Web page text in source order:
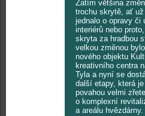
Zatím většina
trochu skrytě, ať
jednalo o opravy či
interiérů nebo
skryta za hradbou
velkou změnou
nového objektu
kreativního centra
Tyla a nyní se
další etapy, která
povahou velmi
o komplexní
a areálu hvězdárny.